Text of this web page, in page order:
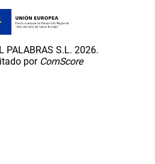
PALABRAS S.L. 2026.
por ComScore